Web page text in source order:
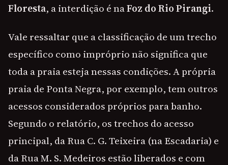
Floresta, a interdição é naFoz do Rio Pirangi.
Vale ressaltar que a classificação de um trecho
específico como impróprio não significa que
toda a praia esteja nessas condições. A própria
praia de Ponta Negra, por exemplo, tem outros
acessos considerados próprios para banho.
Segundo o relatório, os trechos do acesso
principal, da Rua C. G. Teixeira (na Escadaria) e
da Rua M. S. Medeiros estão liberados e com